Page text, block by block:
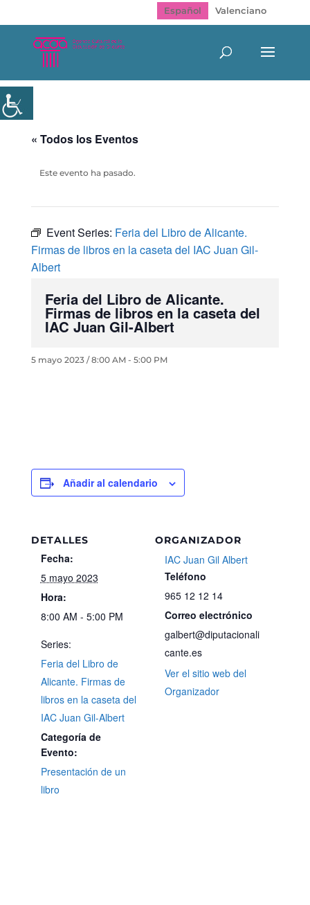
Español Valenciano
« Todos los Eventos
Este evento ha pasado.
Event Series: Feria del Libro de Alicante.
Firmas de libros en la caseta del IAC Juan Gil-
Albert
Feria del Libro de Alicante.
Firmas de libros en la caseta del
IAC Juan Gil-Albert
5 mayo 2023 / 8:00 AM- 5:00 PM
Añadir al calendario
DETALLES
Fecha:
5 mayo 2023
Hora:
8:00 AM - 5:00 PM
Series:
Feria del Libro de
Alicante. Firmas de
libros en la caseta del
IAC Juan Gil-Albert
Categoría de
Evento:
Presentación de un
libro
ORGANIZADOR
IAC Juan Gil Albert
Teléfono
965 12 12 14
Correo electrónico
galbert@diputacionali
cante.es
Ver el sitio web del
Organizador